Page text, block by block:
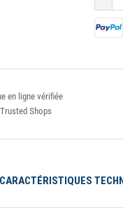
en ligne vérifiée
Shops
CARACTÉRISTIQUES